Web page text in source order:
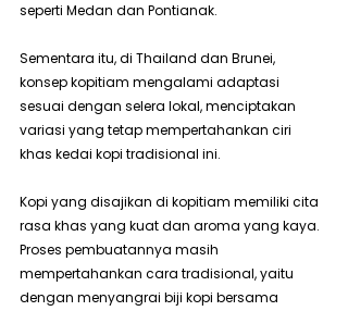
seperti Medan dan Pontianak.
Sementara itu, di Thailand dan Brunei,
konsep kopitiam mengalami adaptasi
sesuai dengan selera lokal, menciptakan
variasi yang tetap mempertahankan ciri
khas kedai kopi tradisional ini.
Kopi yang disajikan di kopitiam memiliki cita
rasa khas yang kuat dan aroma yang kaya.
Proses pembuatannya masih
mempertahankan cara tradisional, yaitu
dengan menyangrai biji kopi bersama